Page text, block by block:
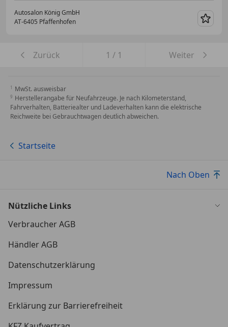
Autosalon König GmbH
AT-6405 Pfaffenhofen
Zurück 1 / 1 Weiter
MwSt. ausweisbar
Herstellerangabe für Neufahrzeuge. Je nach Kilometerstand,
Fahrverhalten, Batteriealter und Ladeverhalten kann die elektrische
Reichweite bei Gebrauchtwagen deutlich abweichen.
Startseite
Nach Oben
Nützliche Links
Verbraucher AGB
Händler AGB
Datenschutzerklärung
Impressum
Erklärung zur Barrierefreiheit